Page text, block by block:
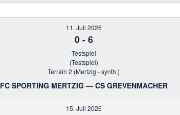
11. Juli 2026
0-6
Testspiel
(Testspiel)
Terrain 2 (Mertzig - synth.)
FC SPORTING MERTZIG — CS GREVENMACHER
15. Juli 2026